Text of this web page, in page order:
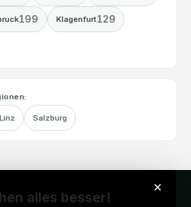
199 Klagenfurt129
Linz Salzburg
×
alles besser!